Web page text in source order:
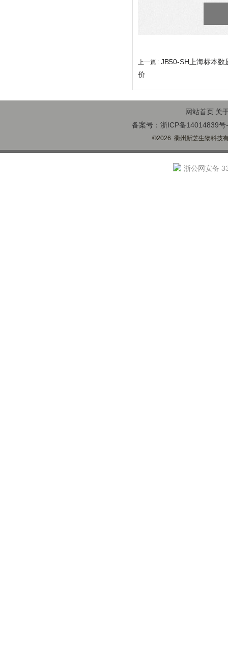
上一篇 : JB50-SH上海标本数
价
网站首页 关
备案号：浙ICP备14014839号
©2026 衢州新芝生物科技
浙公网安备